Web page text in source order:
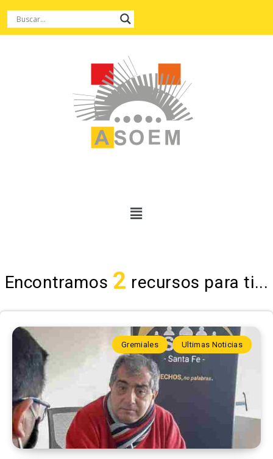
Encontramos 2 recursos para ti...
Gremiales Ultimas Noticias